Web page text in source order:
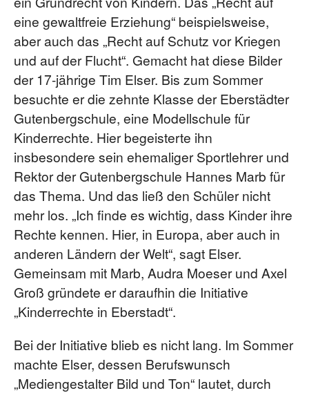
eine gewaltfreie Erziehung“ beispielsweise,
aber auch das „Recht auf Schutz vor Kriegen
und auf der Flucht“. Gemacht hat diese Bilder
der 17-jährige Tim Elser. Bis zum Sommer
besuchte er die zehnte Klasse der Eberstädter
Gutenbergschule, eine Modellschule für
Kinderrechte. Hier begeisterte ihn
insbesondere sein ehemaliger Sportlehrer und
Rektor der Gutenbergschule Hannes Marb für
das Thema. Und das ließ den Schüler nicht
mehr los. „Ich finde es wichtig, dass Kinder ihre
Rechte kennen. Hier, in Europa, aber auch in
anderen Ländern der Welt“, sagt Elser.
Gemeinsam mit Marb, Audra Moeser und Axel
Groß gründete er daraufhin die Initiative
„Kinderrechte in Eberstadt“.
Bei der Initiative blieb es nicht lang. Im Sommer
machte Elser, dessen Berufswunsch
„Mediengestalter Bild und Ton“ lautet, durch